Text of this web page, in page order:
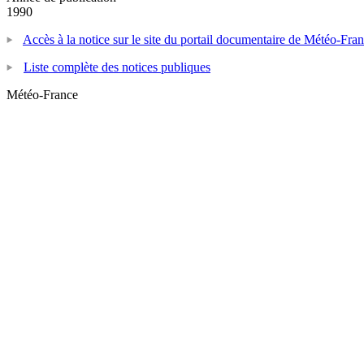
1990
Accès à la notice sur le site du portail documentaire de Météo-
Liste complète des notices publiques
Météo-France